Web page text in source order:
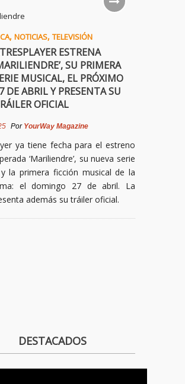
, NOTICIAS, TELEVISIÓN
ESTRENA
SU PRIMERA
MUSICAL, EL PRÓXIMO
DE ABRIL Y PRESENTA SU
OFICIAL
Por YourWay Magazine
ya tiene fecha para el estreno
‘Mariliendre’, su nueva serie
la primera ficción musical de la
el domingo 27 de abril. La
además su tráiler oficial.
DESTACADOS